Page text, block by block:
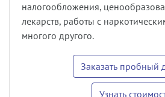
налогообложения,
лекарств, работы с
многого другого.
Заказать пробный
Узнать